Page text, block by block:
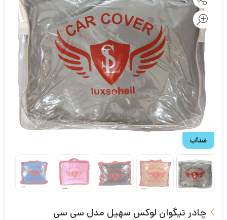
ضدآب
چادر تیگوان لوکس سهیل مدل سی سی